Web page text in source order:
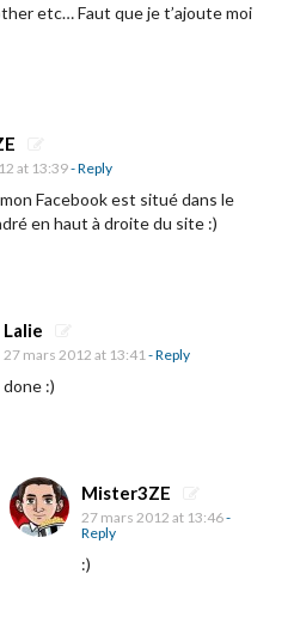
etc… Faut que je t’ajoute moi
at 13:39- Reply
Facebook est situé dans le
en haut à droite du site :)
Lalie
27 mars 2012 at 13:41 - Reply
done :)
Mister3ZE
27 mars 2012 at 13:46-
Reply
:)